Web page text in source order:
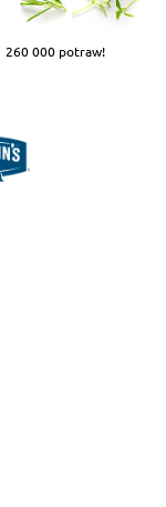
260 000 potraw!